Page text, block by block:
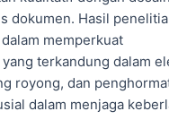
dokumen. Hasil
memperkuat
terkandung dalam
royong, dan
dalam menjaga